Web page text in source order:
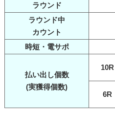
ラウンド
ラウンド中
カウント
時短・電サポ
払い出し個数
(実獲得個数)
10R
6R